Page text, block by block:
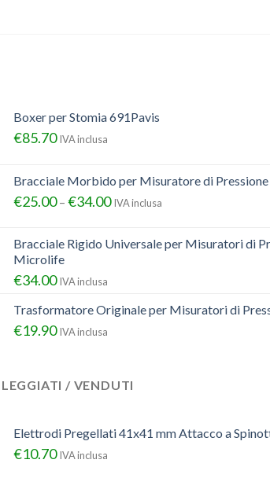
Boxer per Stomia 691Pavis
€85.70 IVA inclusa
Bracciale Morbido per Misuratore di
€25.00– €34.00 IVA inclusa
Bracciale Rigido Universale per Misuratori di
Microlife
€34.00 IVA inclusa
Trasformatore Originale per Misuratori di
€19.90 IVA inclusa
/ VENDUTI
Elettrodi Pregellati 41x41 mm Attacco a
€10.70 IVA inclusa